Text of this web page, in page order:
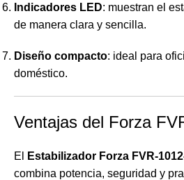
Indicadores LED: muestran el
de manera clara y sencilla.
Diseño compacto: ideal para
doméstico.
Ventajas del Forza
El
Estabilizador Forza FVR-
combina potencia, seguridad y